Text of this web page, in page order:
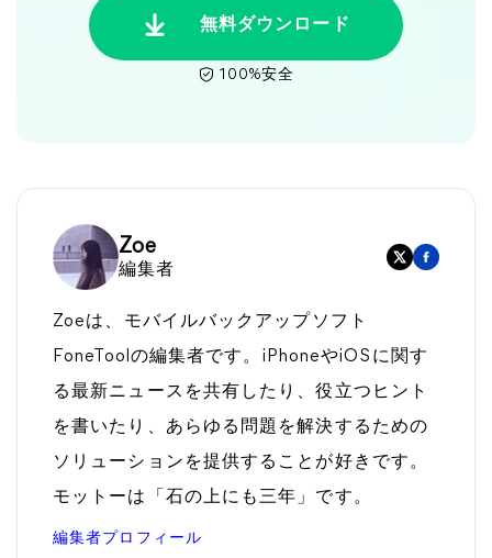
無料ダウンロード
100%安全
Zoe
編集者
Zoeは、モバイルバックアップソフト
FoneToolの編集者です。iPhoneやiOSに関す
る最新ニュースを共有したり、役立つヒント
を書いたり、あらゆる問題を解決するための
ソリューションを提供することが好きです。
モットーは「石の上にも三年」です。
編集者プロフィール